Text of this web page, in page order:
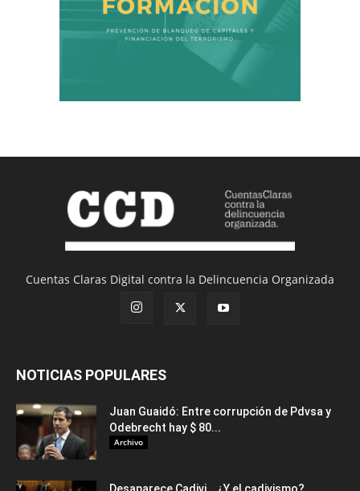
Cuentas Claras Digital contra la Delincuencia Organizada
NOTICIAS POPULARES
Juan Guaidó: Entre corrupción de Pdvsa y
Odebrecht hay $ 80...
Archivo